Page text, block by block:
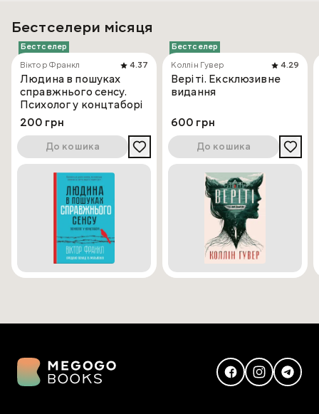
Бестселери місяця
Бестселер
Віктор Франкл
4.37
Людина в пошуках
справжнього сенсу.
Психолог у концтаборі
200 грн
До кошика
Бестселер
Коллін Гувер
4.29
Веріті. Ексклюзивне
видання
600 грн
До кошика